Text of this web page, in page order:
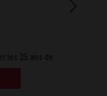
les 25 ans de . . .